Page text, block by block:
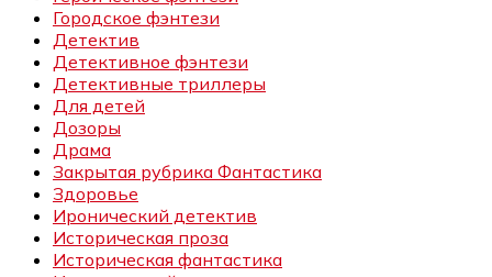
Городское фэнтези
Детектив
Детективное фэнтези
Детективные триллеры
Для детей
Дозоры
Драма
Закрытая рубрика Фантастика
Здоровье
Иронический детектив
Историческая проза
Историческая фантастика